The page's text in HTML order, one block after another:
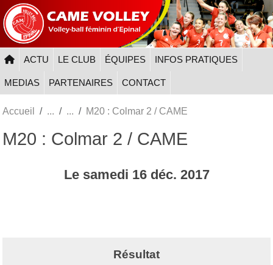
ACTU LE CLUB ÉQUIPES INFOS PRATIQUES
MEDIAS PARTENAIRES CONTACT
Accueil M20 : Colmar 2 / CAME
M20 : Colmar 2 / CAME
Le samedi 16 déc. 2017
Résultat
Panneau de gestion des cookies